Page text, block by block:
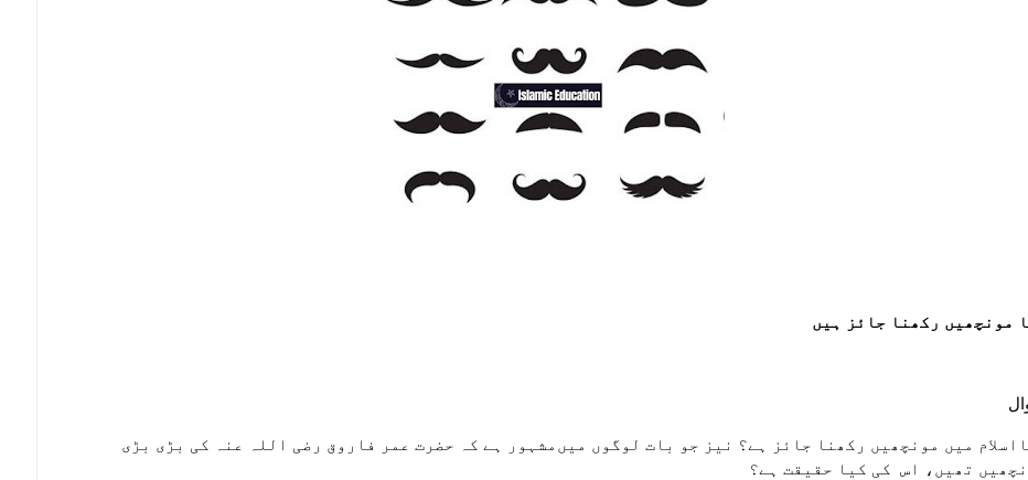
مونچھیں رکھنا جائز ہیں
میں مونچھیں رکھنا جائز ہے؟ نیز جو بات لوگوں میں‌مشہور ہے کہ حضرت عمر فاروق رضی اللہ عنہ کی بڑی بڑی
تھیں، اس کی کیا حقیقت ہے؟